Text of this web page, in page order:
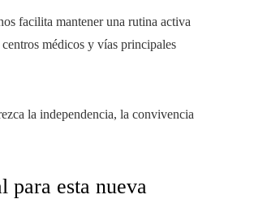
facilita mantener una rutina activa
médicos y vías principales
la independencia, la convivencia
para esta nueva